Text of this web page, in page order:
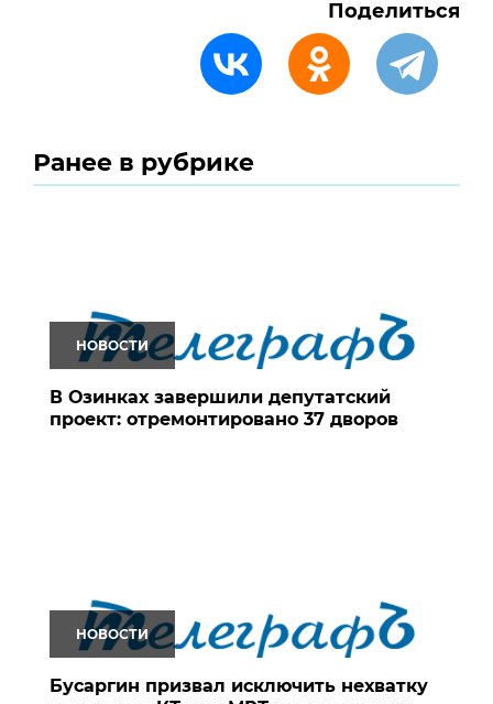
Поделиться
Ранее в рубрике
НОВОСТИ
В Озинках завершили депутатский
проект: отремонтировано 37 дворов
НОВОСТИ
Бусаргин призвал исключить нехватку